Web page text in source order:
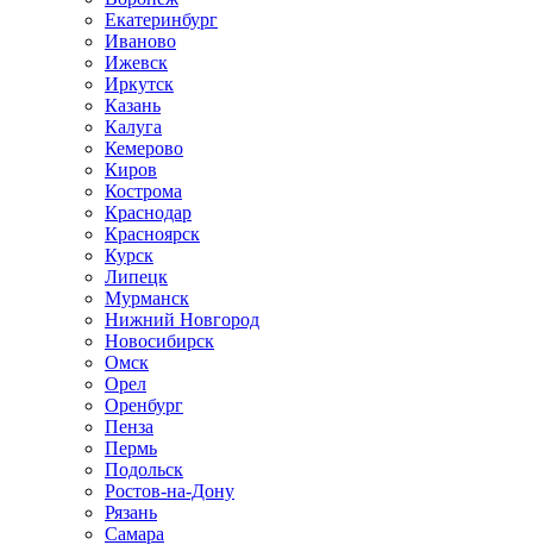
Екатеринбург
Иваново
Ижевск
Иркутск
Казань
Калуга
Кемерово
Киров
Кострома
Краснодар
Красноярск
Курск
Липецк
Мурманск
Нижний Новгород
Новосибирск
Омск
Орел
Оренбург
Пенза
Пермь
Подольск
Ростов-на-Дону
Рязань
Самара